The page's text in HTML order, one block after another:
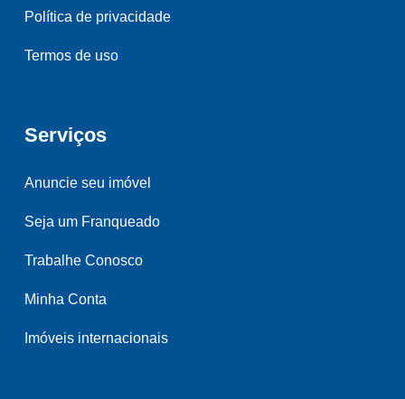
Política de privacidade
Termos de uso
Serviços
Anuncie seu imóvel
Seja um Franqueado
Trabalhe Conosco
Minha Conta
Imóveis internacionais